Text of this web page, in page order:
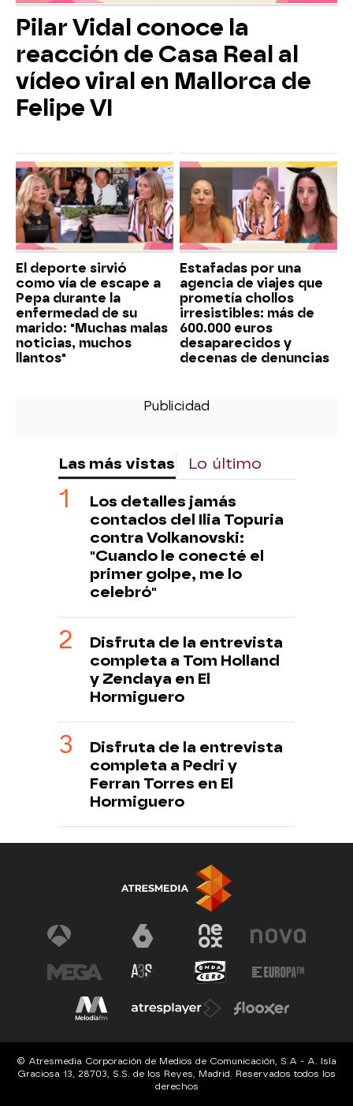
Pilar Vidal conoce la
reacción de Casa Real al
vídeo viral en Mallorca de
Felipe VI
El deporte sirvió
como vía de escape a
Pepa durante la
enfermedad de su
marido: "Muchas malas
noticias, muchos
llantos"
Estafadas por una
agencia de viajes que
prometía chollos
irresistibles: más de
600.000 euros
desaparecidos y
decenas de denuncias
Las más vistas Lo último
Los detalles jamás
contados del Ilia Topuria
contra Volkanovski:
"Cuando le conecté el
primer golpe, me lo
celebró"
Disfruta de la entrevista
completa a Tom Holland
y Zendaya en El
Hormiguero
Disfruta de la entrevista
completa a Pedri y
Ferran Torres en El
Hormiguero
© Atresmedia Corporación de Medios de Comunicación, S.A - A. Isla
Graciosa 13, 28703, S.S. de los Reyes, Madrid. Reservados todos los
derechos